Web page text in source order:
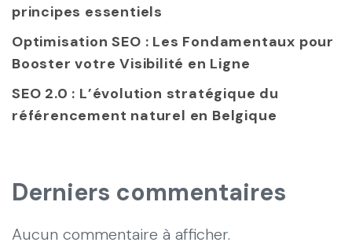
principes essentiels
Optimisation SEO : Les Fondamentaux pour
Booster votre Visibilité en Ligne
SEO 2.0 : L’évolution stratégique du
référencement naturel en Belgique
Derniers commentaires
Aucun commentaire à afficher.